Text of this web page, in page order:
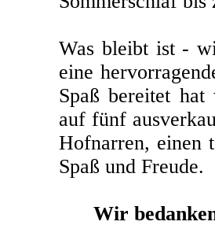
Was bleibt ist -
eine
Spaß bereitet
auf fünf
Hofnarren, einen
Spaß und Freude.
Wir